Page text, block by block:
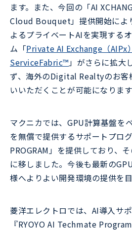
ます。また、今回の「AI
Cloud Bouquet」提供開始に
よるプライベートAIを実現する
ム「Private AI Exchange（
ServiceFabric™」がさらに拡大
ず、海外のDigital Realtyのお客
いいただくことが可能になります
マクニカでは、GPU計算基盤を
を無償で提供するサポートプロ
PROGRAM」を提供しており、
に移しました。今後も最新の
様へよりよい開発環境の提供を目
菱洋エレクトロでは、AI導入サ
『RYOYO AI Techmate